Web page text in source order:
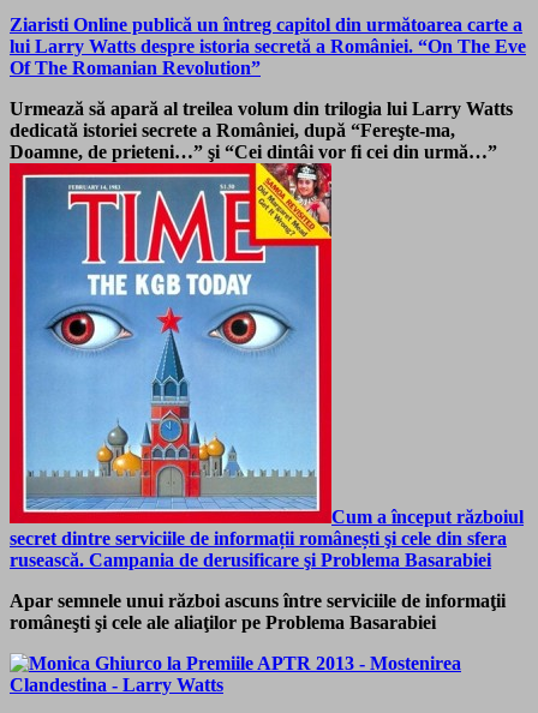
Ziaristi Online publică un întreg capitol din următoarea carte a
lui Larry Watts despre istoria secretă a României. “On The Eve
Of The Romanian Revolution”
Urmează să apară al treilea volum din trilogia lui Larry Watts
dedicată istoriei secrete a României, după “Fereşte-ma,
Doamne, de prieteni…” şi “Cei dintâi vor fi cei din urmă…”
Cum a început războiul
secret dintre serviciile de informații românești şi cele din sfera
rusească. Campania de derusificare şi Problema Basarabiei
Apar semnele unui război ascuns între serviciile de informaţii
româneşti şi cele ale aliaţilor pe Problema Basarabiei